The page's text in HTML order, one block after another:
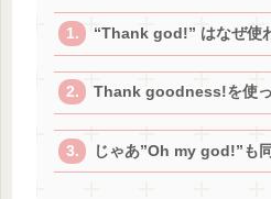
“Thank god!” はなぜ使
Thank goodness!を使
じゃあ”Oh my god!”も